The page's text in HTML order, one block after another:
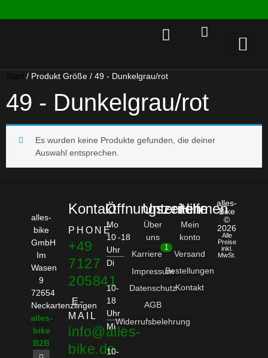
Start / Produkt Größe / 49 - Dunkelgrau/rot
49 - Dunkelgrau/rot
Es wurden keine Produkte gefunden, die deiner
Auswahl entsprechen.
alles-
bike
GmbH
Im
Wasen
9
72654
Neckartenzlingen
alles-
bike
B2B
Kontakt
PHONE
+49
7127
205841
E-
MAIL
info@alles-
bike.de
Öffnungszeiten
Mo
10 -18
Uhr
Di
10-
18
Uhr
Mi
10-
Unternehmen
Über
uns
Karriere
1
Impressum
Datenschutz
AGB
Widerrufsbelehrung
Hilfe
Mein
konto
Versand
Bestellungen
Kontakt
alles-
Bike
©
2026
Alle
Preise
inkl.
MwSt.